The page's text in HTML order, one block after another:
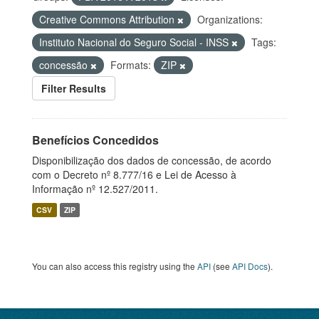
Creative Commons Attribution
Organizations:
Instituto Nacional do Seguro Social - INSS
Tags:
concessão
Formats:
ZIP
Filter Results
Benefícios Concedidos
Disponibilização dos dados de concessão, de acordo
com o Decreto nº 8.777/16 e Lei de Acesso à
Informação nº 12.527/2011.
CSV ZIP
You can also access this registry using the API (see API Docs).